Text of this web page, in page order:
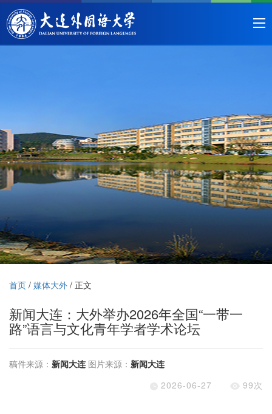
首页 / 媒体大外 / 正文
新闻大连：大外举办2026年全国“一带一
路”语言与文化青年学者学术论坛
稿件来源： 新闻大连 图片来源： 新闻大连
2026-06-27
99次